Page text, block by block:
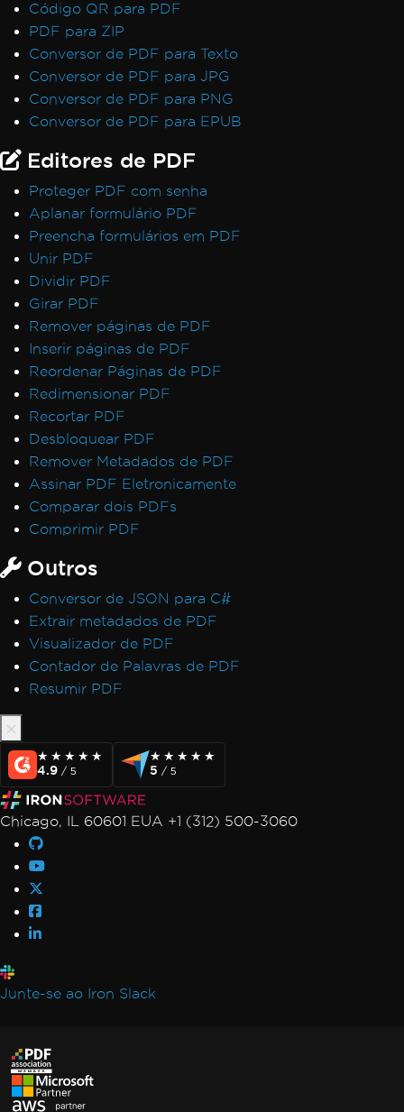
Código QR para PDF
PDF para ZIP
Conversor de PDF para Texto
Conversor de PDF para JPG
Conversor de PDF para PNG
Conversor de PDF para EPUB
Editores de PDF
Proteger PDF com senha
Aplanar formulário PDF
Preencha formulários em PDF
Unir PDF
Dividir PDF
Girar PDF
Remover páginas de PDF
Inserir páginas de PDF
Reordenar Páginas de PDF
Redimensionar PDF
Recortar PDF
Desbloquear PDF
Remover Metadados de PDF
Assinar PDF Eletronicamente
Comparar dois PDFs
Comprimir PDF
Outros
Conversor de JSON para C#
Extrair metadados de PDF
Visualizador de PDF
Contador de Palavras de PDF
Resumir PDF
★★★★★
★★★★★
4.9 / 5
★★★★★
★★★★★
5 / 5
Chicago, IL 60601 EUA +1 (312) 500-3060
Junte-se ao Iron Slack